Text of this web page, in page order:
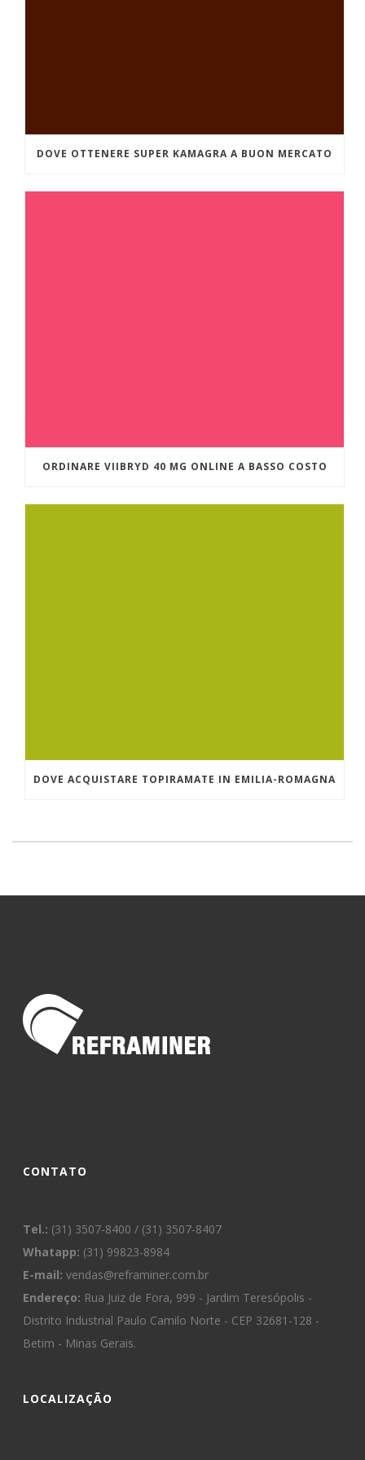
DOVE OTTENERE SUPER KAMAGRA A BUON MERCATO
ORDINARE VIIBRYD 40 MG ONLINE A BASSO COSTO
DOVE ACQUISTARE TOPIRAMATE IN EMILIA-ROMAGNA
CONTATO
Tel.: (31) 3507-8400 / (31) 3507-8407
Whatapp: (31) 99823-8984
E-mail: vendas@reframiner.com.br
Endereço: Rua Juiz de Fora, 999 - Jardim Teresópolis -
Distrito Industrial Paulo Camilo Norte - CEP 32681-128 -
Betim - Minas Gerais.
LOCALIZAÇÃO